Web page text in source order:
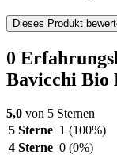
Dieses Produkt
0
Bavicchi Bio
5,0 von 5 Sternen
5 Sterne 1 (100%)
4 Sterne 0 (0%)